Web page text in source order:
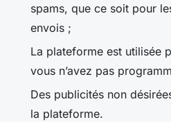
spams, que ce soit pour
envois ;
La plateforme est utilisée
vous n’avez pas
Des publicités non
la plateforme.